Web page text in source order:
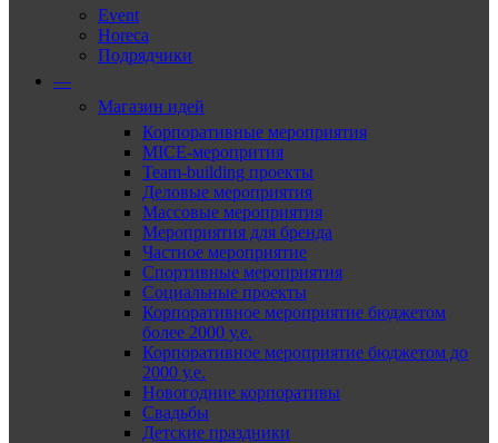
Event
Horeca
Подрядчики
—
Магазин идей
Корпоративные мероприятия
MICE-меропрития
Team-building проекты
Деловые мероприятия
Массовые мероприятия
Мероприятия для бренда
Частное мероприятие
Спортивные мероприятия
Социальные проекты
Корпоративное мероприятие бюджетом
более 2000 у.е.
Корпоративное мероприятие бюджетом до
2000 у.е.
Новогодние корпоративы
Свадьбы
Детские праздники